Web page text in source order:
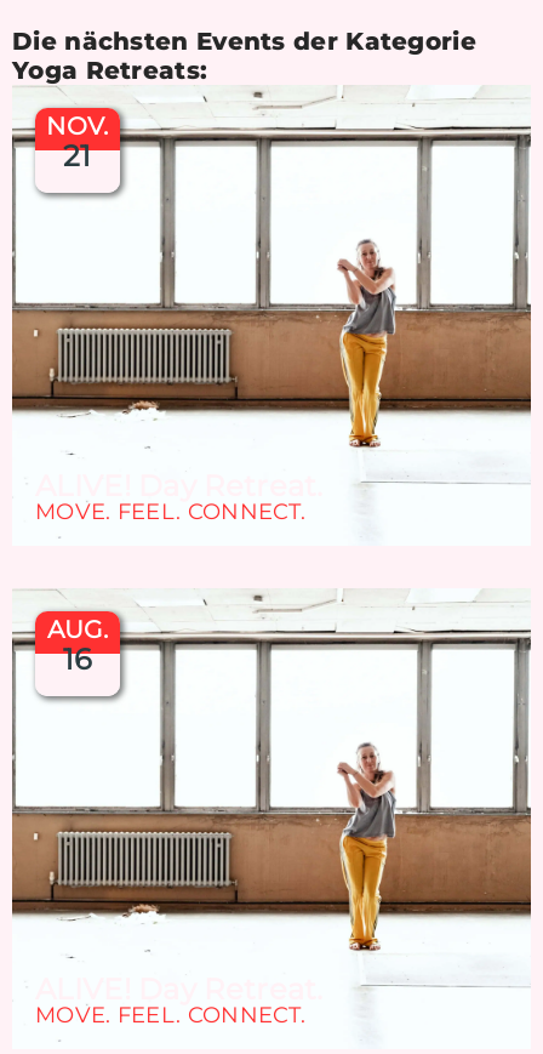
Die nächsten Events der Kategorie
Yoga Retreats:
NOV.
21
MOVE. FEEL. CONNECT.
AUG.
16
MOVE. FEEL. CONNECT.